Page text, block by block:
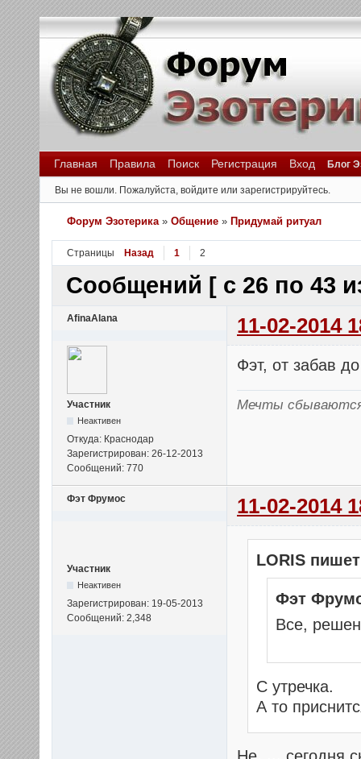
Главная Правила Поиск Регистрация Вход Блог
Вы не вошли. Пожалуйста, войдите или зарегистрируйтесь.
Форум Эзотерика »Общение » Придумай ритуал
Страницы Назад 1 2
Сообщений [ с 26 по 43
AfinaAlana 11-02-2014
Участник
Неактивен
Откуда: Краснодар
Зарегистрирован: 26-12-2013
Сообщений: 770
Фэт, от забав
Мечты
Фэт Фрумос 11-02-2014
Участник
Неактивен
Зарегистрирован: 19-05-2013
Сообщений: 2,348
LORIS
Фэт
Все,
C утречка.
А то